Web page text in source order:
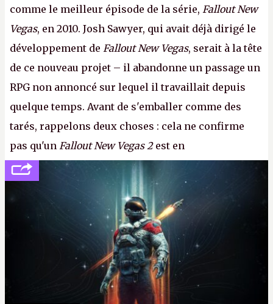
comme le meilleur épisode de la série, Fallout New
Vegas, en 2010. Josh Sawyer, qui avait déjà dirigé le
développement de Fallout New Vegas, serait à la tête
de ce nouveau projet – il abandonne un passage un
RPG non annoncé sur lequel il travaillait depuis
quelque temps. Avant de s'emballer comme des
tarés, rappelons deux choses : cela ne confirme
pas qu'un Fallout New Vegas 2est en
développement (pour ce que l'on sait, ils bossent
peut-être sur
Fallout Football ou
Fallout vs. Les
Lapins Crétins) et l'Obsidian d'aujourd'hui n'est plus
le même studio qu'il y a 15 ans. Mais bon, OK, on
peut commencer à fantasmer.A.